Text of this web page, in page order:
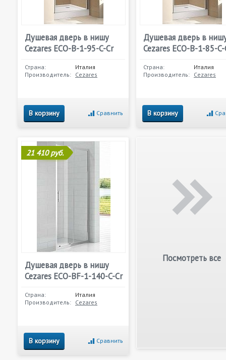
Душевая дверь в нишу
Cezares ECO-B-1-95-C-Cr
Страна:
Италия
Производитель: Cezares
В корзину Сравнить
Душевая дверь в
Cezares ECO-B-1-85-
Страна:
Италия
Производитель: Cezares
В корзину
21 410 руб.
Душевая дверь в нишу
Cezares ECO-BF-1-140-C-Cr
Страна:
Италия
Производитель: Cezares
В корзину Сравнить
Посмотреть все